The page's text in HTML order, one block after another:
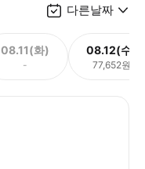
다른날짜
08.11(화)
-
08.12(수)
77,652원